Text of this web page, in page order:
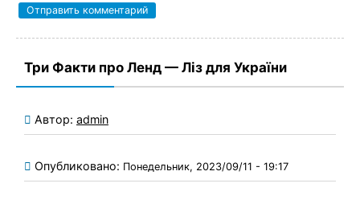
Три Факти про Ленд — Ліз для України
Автор: admin
Опубликовано: Понедельник, 2023/09/11 - 19:17